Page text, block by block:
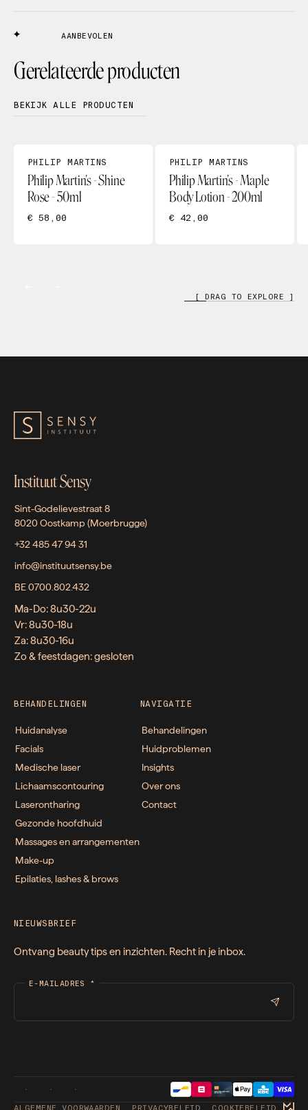
AANBEVOLEN
Gerelateerde producten
BEKIJK ALLE PRODUCTEN
PHILIP MARTINS
Philip Martin's - Shine
Rose - 50ml
€ 58,00
PHILIP MARTINS
Philip Martin's - Maple
Body Lotion - 200ml
€ 42,00
[ DRAG TO EXPLORE ]
Instituut Sensy
Sint-Godelievestraat 8
8020 Oostkamp (Moerbrugge)
+32 485 47 94 31
info@instituutsensy.be
BE 0700.802.432
Ma-Do: 8u30-22u
Vr: 8u30-18u
Za: 8u30-16u
Zo & feestdagen: gesloten
BEHANDELINGEN
Huidanalyse
Facials
Medische laser
Lichaamscontouring
Laserontharing
Gezonde hoofdhuid
Massages en arrangementen
Make-up
Epilaties, lashes & brows
NAVIGATIE
Behandelingen
Huidproblemen
Insights
Over ons
Contact
NIEUWSBRIEF
Ontvang beauty tips en inzichten. Recht in je inbox.
E-MAILADRES *